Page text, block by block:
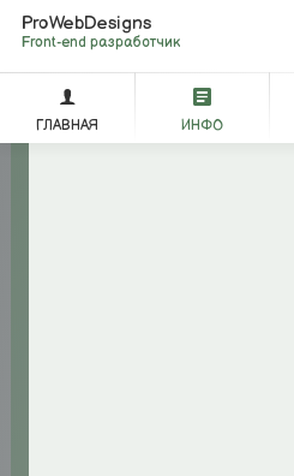
ProWebDesigns
Front-end разработчик
ГЛАВНАЯ ИНФО